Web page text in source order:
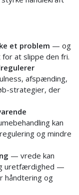
et problem — og
at slippe den fri.
afspænding,
strategier, der
kan
og mindre
— vrede kan
uretfærdighed —
og